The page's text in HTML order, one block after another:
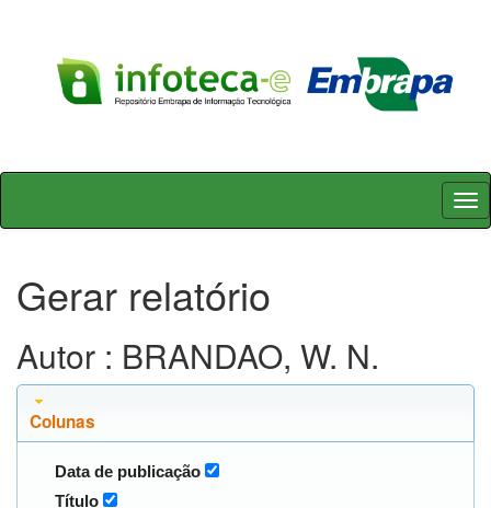
Skip
Gerar relatório
Autor : BRANDAO, W. N.
Colunas
Data de publicação
Título